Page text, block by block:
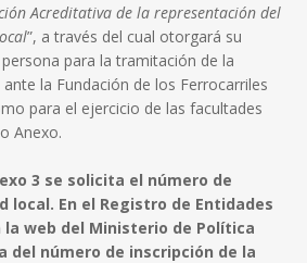
Acreditativa de la representación del
”, a través del cual otorgará su
para la tramitación de la
la Fundación de los Ferrocarriles
para el ejercicio de las facultades
Anexo.
3 se solicita el número de
local. En el Registro de Entidades
la web del Ministerio de Política
del número de inscripción de la